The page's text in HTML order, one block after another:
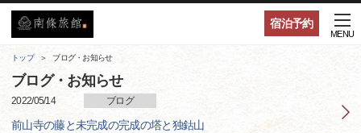
宿泊予約
MENU
トップ ブログ・お知らせ
ブログ・お知らせ
2022/05/14 ブログ
前山寺の藤と未完成の完成の塔と独鈷山